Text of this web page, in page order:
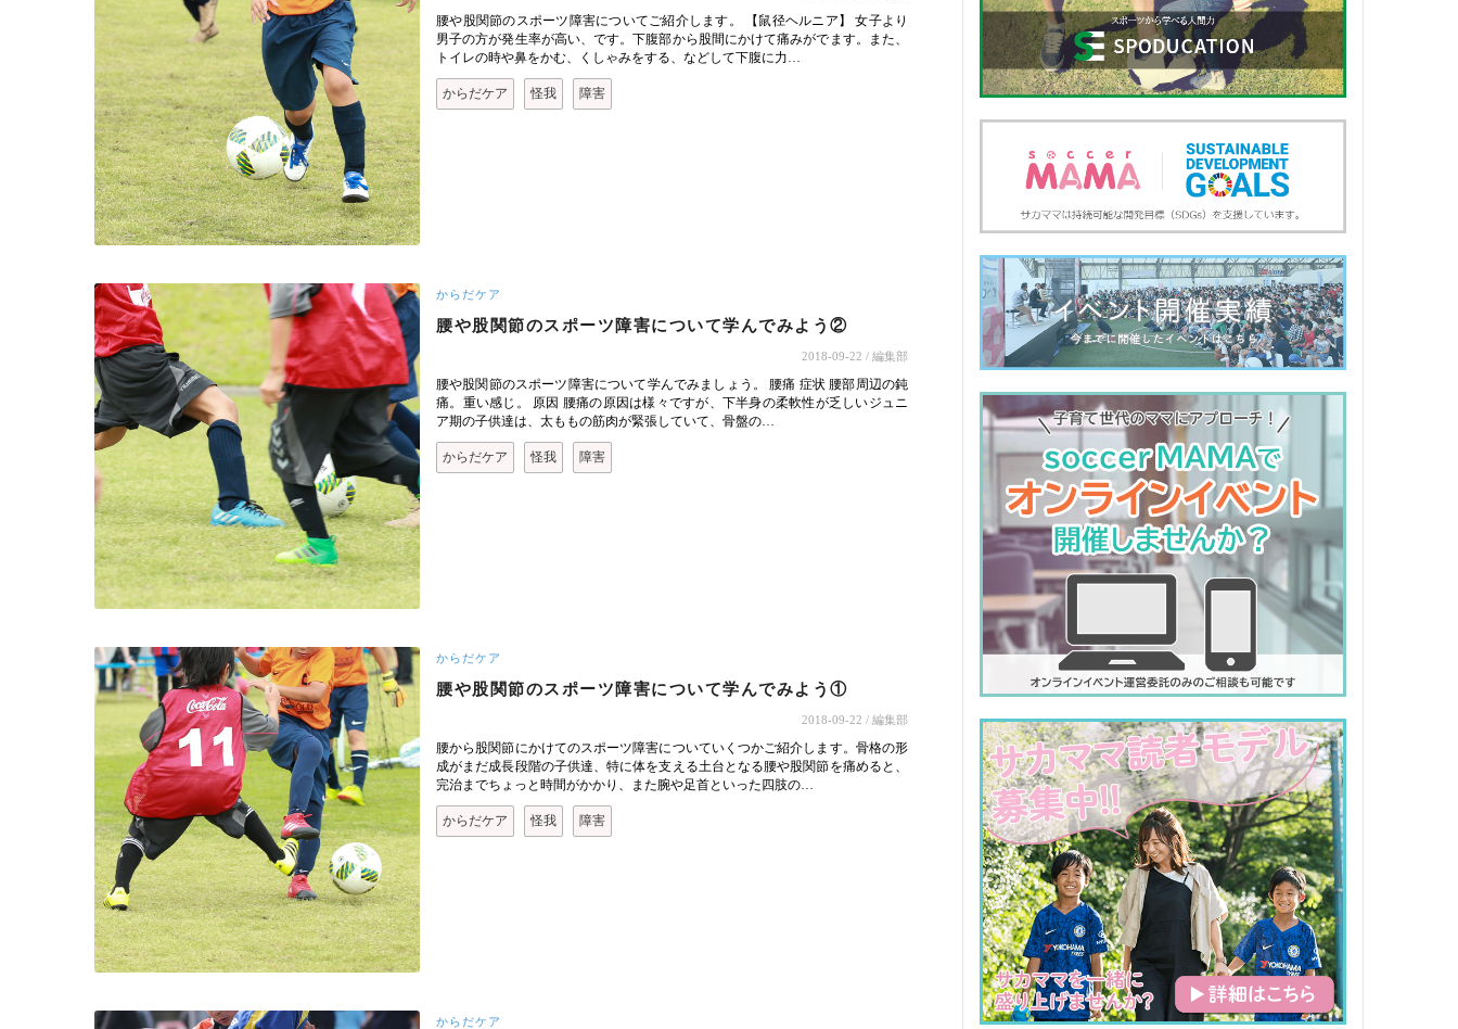
腰や股関節のスポーツ障害についてご紹介します。 【鼠径ヘルニア】 女子より
男子の方が発生率が高い、です。下腹部から股間にかけて痛みがでます。また、
トイレの時や鼻をかむ、くしゃみをする、などして下腹に力…
からだケア 怪我 障害
からだケア
腰や股関節のスポーツ障害について学んでみよう②
2018-09-22 / 編集部
腰や股関節のスポーツ障害について学んでみましょう。 腰痛 症状 腰部周辺の鈍
痛。重い感じ。 原因 腰痛の原因は様々ですが、下半身の柔軟性が乏しいジュニ
ア期の子供達は、太ももの筋肉が緊張していて、骨盤の…
からだケア 怪我 障害
からだケア
腰や股関節のスポーツ障害について学んでみよう①
2018-09-22 / 編集部
腰から股関節にかけてのスポーツ障害についていくつかご紹介します。骨格の形
成がまだ成長段階の子供達、特に体を支える土台となる腰や股関節を痛めると、
完治までちょっと時間がかかり、また腕や足首といった四肢の…
からだケア 怪我 障害
からだケア